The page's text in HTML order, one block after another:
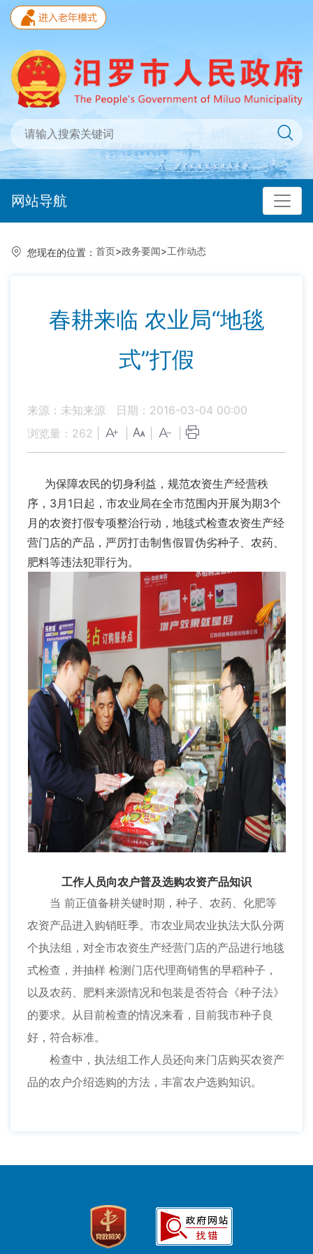
网站导航
您现在的位置： 首页>政务要闻>工作动态
春耕来临 农业局“地毯
式”打假
来源：未知来源
日期：2016-03-04 00:00
浏览量： 262
为保障农民的切身利益，规范农资生产经营秩
序，3月1日起，市农业局在全市范围内开展为期3个
月的农资打假专项整治行动，地毯式检查农资生产经
营门店的产品，严厉打击制售假冒伪劣种子、农药、
肥料等违法犯罪行为。
工作人员向农户普及选购农资产品知识
当 前正值备耕关键时期，种子、农药、化肥等
农资产品进入购销旺季。市农业局农业执法大队分两
个执法组，对全市农资生产经营门店的产品进行地毯
式检查，并抽样 检测门店代理商销售的早稻种子，
以及农药、肥料来源情况和包装是否符合《种子法》
的要求。从目前检查的情况来看，目前我市种子良
好，符合标准。
检查中，执法组工作人员还向来门店购买农资产
品的农户介绍选购的方法，丰富农户选购知识。